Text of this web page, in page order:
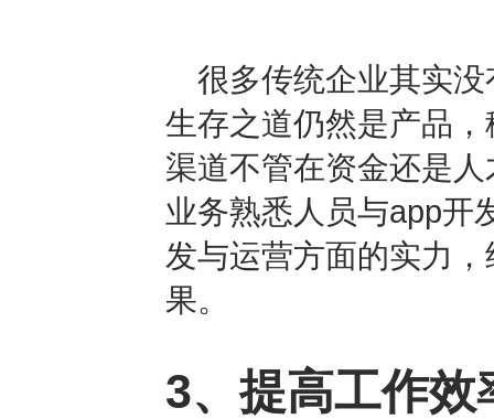
很多传统企业其实没
生存之道仍然是产品
渠道不管在资金还是
业务熟悉人员与app开
发与运营方面的实力
果。
3、提高工作效